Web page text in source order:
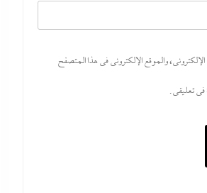
والموقع الإلكتروني في هذا المتصفح
في تعليقي.